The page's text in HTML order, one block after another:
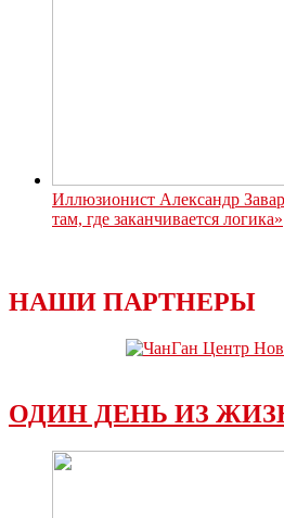
Иллюзионист Александр
там, где заканчивается логика»
НАШИ ПАРТНЕРЫ
ОДИН ДЕНЬ ИЗ